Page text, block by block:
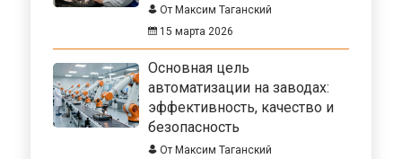
От Максим Таганский
15 марта 2026
Основная цель
автоматизации на заводах:
эффективность, качество и
безопасность
От Максим Таганский